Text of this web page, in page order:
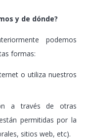
y de dónde?
podemos
formas:
o utiliza nuestros
a través de otras
permitidas por la
sitios web, etc).